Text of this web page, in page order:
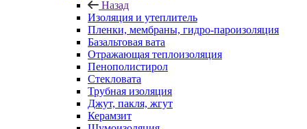
Назад
Изоляция и утеплитель
Пленки, мембраны, гидро-пароизоляция
Базальтовая вата
Отражающая теплоизоляция
Пенополистирол
Стекловата
Трубная изоляция
Джут, пакля, жгут
Керамзит